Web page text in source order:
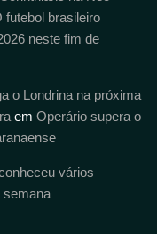
futebol brasileiro
neste fim de
o Londrina na próxima
em Operário supera o
vários
semana